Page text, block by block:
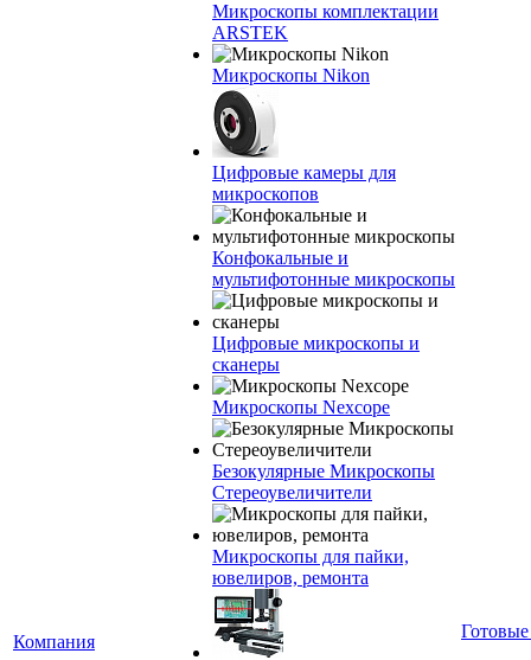
Компания
Микроскопы комплектации
ARSTEK
Микроскопы Nikon
Цифровые камеры для
микроскопов
Конфокальные и
мультифотонные микроскопы
Цифровые микроскопы и
сканеры
Микроскопы Nexcope
Безокулярные Микроскопы
Стереоувеличители
Микроскопы для пайки,
ювелиров, ремонта